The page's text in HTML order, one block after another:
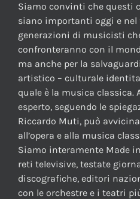
Siamo convinti che questi
siano importanti oggi e nel
generazioni di musicisti
confronteranno con il
ma anche per la
artistico – culturale
quale è la musica classica.
esperto, seguendo le
Riccardo Muti, può
all’opera e alla musica
Siamo interamente Made
reti televisive, testate
discografiche, editori
con le orchestre e i teatri